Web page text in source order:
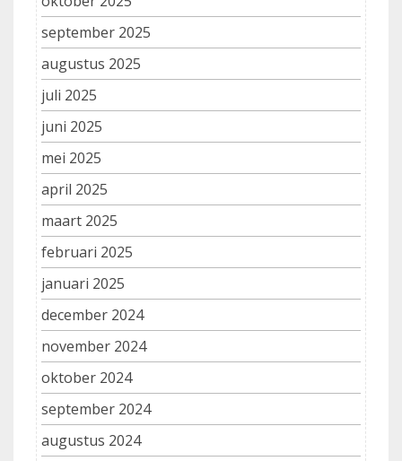
september 2025
augustus 2025
juli 2025
juni 2025
mei 2025
april 2025
maart 2025
februari 2025
januari 2025
december 2024
november 2024
oktober 2024
september 2024
augustus 2024